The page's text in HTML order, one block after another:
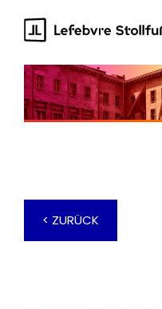
springen
< ZURÜCK